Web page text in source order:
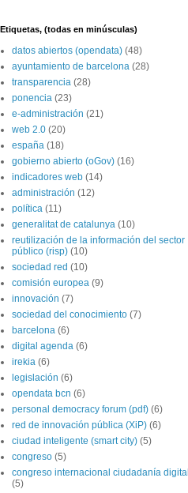
Etiquetas, (todas en minúsculas)
datos abiertos (opendata) (48)
ayuntamiento de barcelona (28)
transparencia (28)
ponencia (23)
e-administración (21)
web 2.0 (20)
españa (18)
gobierno abierto (oGov) (16)
indicadores web (14)
administración (12)
política (11)
generalitat de catalunya (10)
reutilización de la información del sector
público (risp) (10)
sociedad red (10)
comisión europea (9)
innovación (7)
sociedad del conocimiento (7)
barcelona (6)
digital agenda (6)
irekia (6)
legislación (6)
opendata bcn (6)
personal democracy forum (pdf) (6)
red de innovación pública (XiP) (6)
ciudad inteligente (smart city) (5)
congreso (5)
congreso internacional ciudadanía digital
(5)